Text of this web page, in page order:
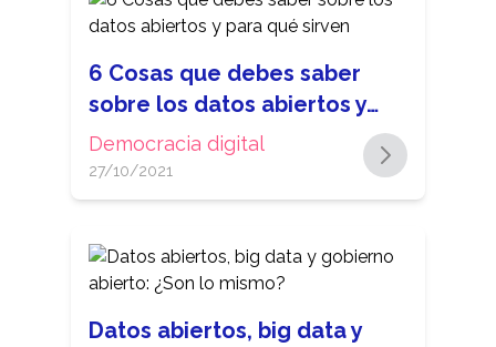
6 Cosas que debes saber
sobre los datos abiertos y…
Democracia digital
27/10/2021
Datos abiertos, big data y